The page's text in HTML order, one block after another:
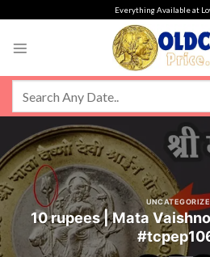
Everything Available at
10 rupees | Mata